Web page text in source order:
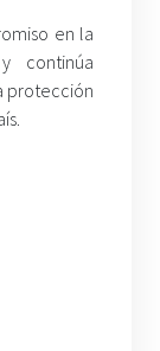
en la
continúa
protección